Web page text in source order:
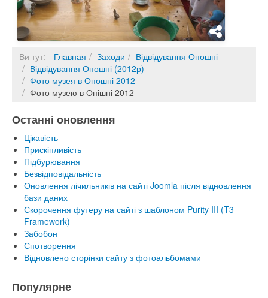
Ви тут: Главная Заходи
Відвідування Опошні
Відвідування Опошні (2012р)
Фото музея в Опошні 2012
Фото музею в Опішні 2012
Останні оновлення
Цікавість
Прискіпливість
Підбурювання
Безвідповідальність
Оновлення лічильників на сайті Joomla після відновлення
бази даних
Скорочення футеру на сайті з шаблоном Purity III (T3
Framework)
Забобон
Спотворення
Відновлено сторінки сайту з фотоальбомами
Популярне